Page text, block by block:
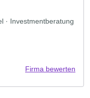
· Investmentberatung
Firma bewerten